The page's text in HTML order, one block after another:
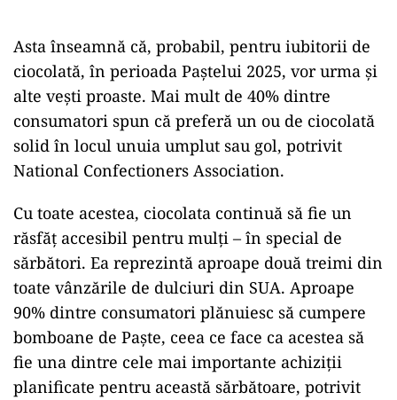
Asta înseamnă că, probabil, pentru iubitorii de
ciocolată, în perioada Paștelui 2025, vor urma și
alte vești proaste. Mai mult de 40% dintre
consumatori spun că preferă un ou de ciocolată
solid în locul unuia umplut sau gol, potrivit
National Confectioners Association.
Cu toate acestea, ciocolata continuă să fie un
răsfăț accesibil pentru mulți – în special de
sărbători. Ea reprezintă aproape două treimi din
toate vânzările de dulciuri din SUA. Aproape
90% dintre consumatori plănuiesc să cumpere
bomboane de Paște, ceea ce face ca acestea să
fie una dintre cele mai importante achiziții
planificate pentru această sărbătoare, potrivit